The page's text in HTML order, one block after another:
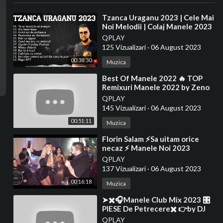
00:38:30
⁣Tzanca Uraganu 2023 | Cele Mai
Noi Melodii | Colaj Manele 2023
cu Tzanca Uraganu
QPLAY
125 Vizualizari · 06 August 2023
Muzica
00:51:11
⁣Best Of Manele 2022 🔥 TOP
Remixuri Manele 2022 by Zeno
Music
QPLAY
145 Vizualizari · 06 August 2023
Muzica
00:16:18
⁣Florin Salam ⚡Sa uitam orice
necaz ⚡ Manele Noi 2023
QPLAY
137 Vizualizari · 06 August 2023
Muzica
⁣➤✖️🎧Manele Club Mix 2023 🎛
PIESE De Petrecere✖️ 👉by DJ
NICO NDR 🎧 22. März 2023🎧
QPLAY